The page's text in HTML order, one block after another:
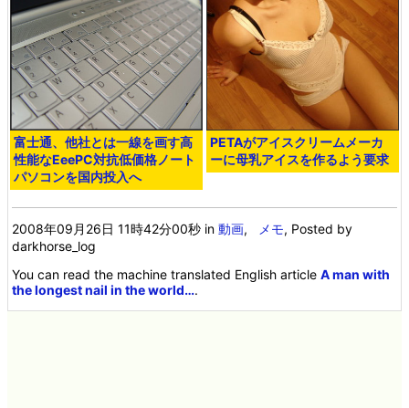
富士通、他社とは一線を画す高
性能なEeePC対抗低価格ノート
パソコンを国内投入へ
PETAがアイスクリームメーカ
ーに母乳アイスを作るよう要求
2008年09月26日 11時42分00秒 in動画, メモ, Posted by
darkhorse_log
You can read the machine translated English articleA man with
the longest nail in the world….